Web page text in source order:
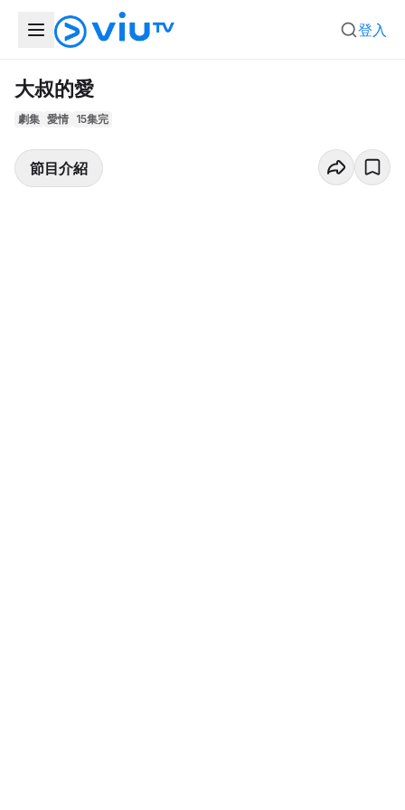
登入
大叔的愛
劇集 愛情 15集完
節目介紹